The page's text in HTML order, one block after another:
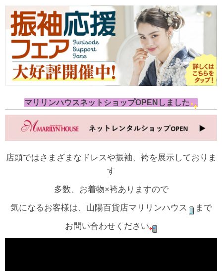
マリリンハウスネットショップOPENしました
店頭ではさまざまなドレスや振袖、袴を展示しておりま
す
多数、お着物×袴ありますので
気になるお客様は、山陽百貨店マリリンハウス
まで
お問い合わせください